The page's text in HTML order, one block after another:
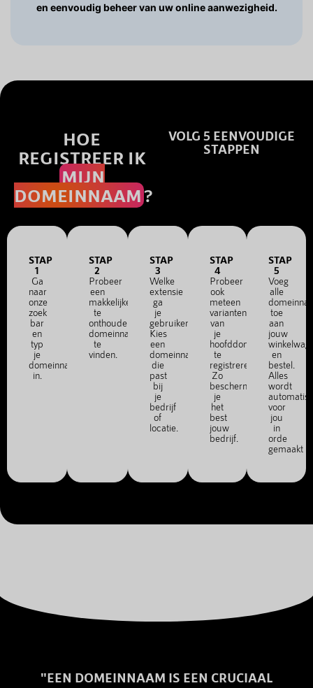
en eenvoudig beheer van uw online aanwezigheid.
HOE
REGISTREER IK
MIJN
DOMEINNAAM ?
VOLG 5 EENVOUDIGE
STAPPEN
STAP
1
Ga
naar
onze
zoek
bar
en
typ
je
domeinnaam
in.
STAP
2
Probeer
een
makkelijke
te
onthouden
domeinnaam
te
vinden.
STAP
3
Welke
extensie
ga
je
gebruiken?
Kies
een
domeinnaam
die
past
bij
je
bedrijf
of
locatie.
STAP
4
Probeer
ook
meteen
varianten
van
je
hoofddomein
te
registreren.
Zo
bescherm
je
het
best
jouw
bedrijf.
STAP
5
Voeg
alle
toe
aan
jouw
en
bestel.
Alles
wordt
voor
jou
in
orde
gemaakt
"EEN DOMEINNAAM IS EEN CRUCIAAL